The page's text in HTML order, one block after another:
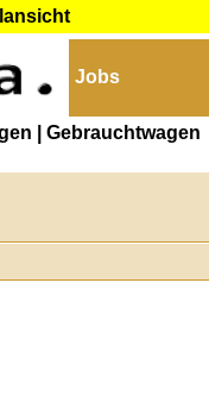
Jobs
| Gebrauchtwagen